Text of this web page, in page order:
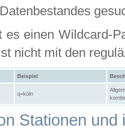
es einen Wildcard-
nicht mit den
Beispiel
q=köln
Stationen und